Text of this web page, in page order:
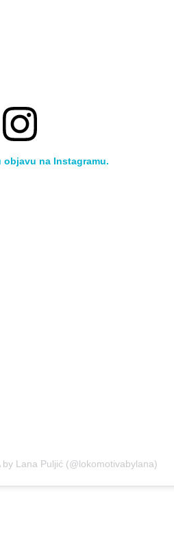
objavu na Instagramu.
Lana Puljić (@lokomotivabylana)